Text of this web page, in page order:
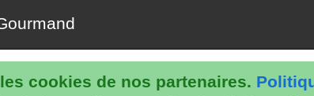
cookies de nos partenaires.